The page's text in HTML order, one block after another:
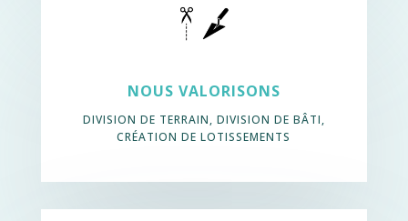
NOUS VALORISONS
DIVISION DE TERRAIN, DIVISION DE BÂTI,
CRÉATION DE LOTISSEMENTS